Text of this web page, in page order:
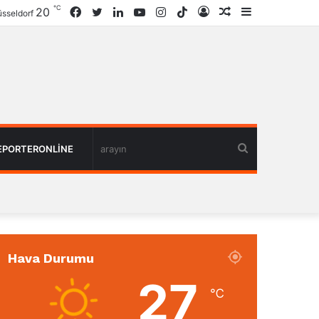
Rastgele
Giriş
TikTok
Instagram
YouTube
LinkedIn
Twitter
Facebook
20 ℃
Hava Durumu
27 ℃